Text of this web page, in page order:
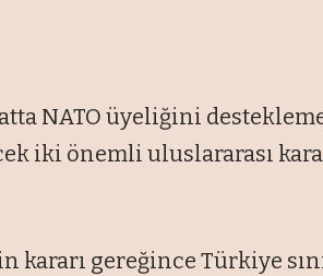
NATO üyeliğini
iki önemli uluslararası
kararı gereğince Türkiye